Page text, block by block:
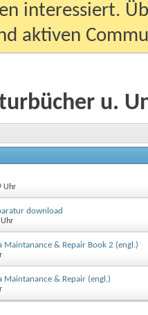
interessiert.
aktiven
u.
Uhr
download
Maintanance & Repair Book 2 (engl.)
Maintanance & Repair (engl.)